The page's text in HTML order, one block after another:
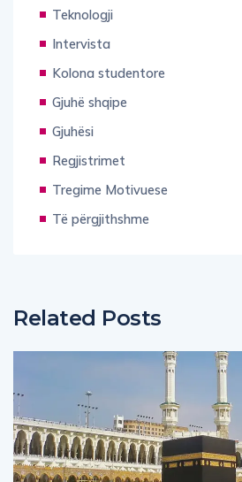
Teknologji
Intervista
Kolona studentore
Gjuhë shqipe
Gjuhësi
Regjistrimet
Tregime Motivuese
Të përgjithshme
Related Posts